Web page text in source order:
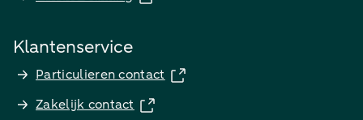
Klantenservice
Particulieren contact
Zakelijk contact